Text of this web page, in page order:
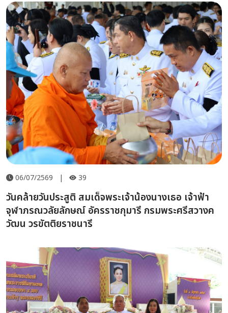
06/07/2569 | 39
วันคล้ายวันประสูติ สมเด็จพระเจ้าน้องนางเธอ เจ้าฟ้า
จุฬาภรณวลัยลักษณ์ อัครราชกุมารี กรมพระศรีสวางค
วัฒน วรขัตติยราชนารี